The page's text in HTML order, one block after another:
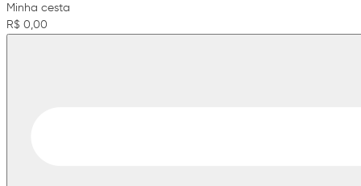
Minha cesta
R$ 0,00